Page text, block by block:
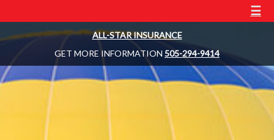
☰
ALL-STAR INSURANCE
GET MORE INFORMATION 505-294-9414